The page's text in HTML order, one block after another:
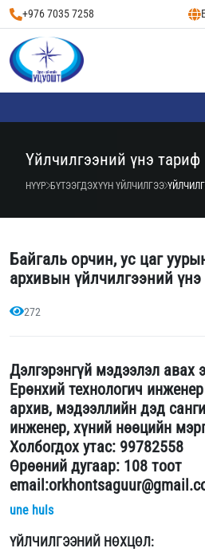
+976 7035 7258
Үйлчилгээний үнэ тариф
НҮҮР БҮТЭЭГДЭХҮҮН ҮЙЛЧИЛГЭЭ
Байгаль орчин, ус цаг
архивын үйлчилгээний
272
Дэлгэрэнгүй мэдээлэл авах
Ерөнхий технологич
архив, мэдээллийн дэд
инженер, хүний нөөцийн
Холбогдох утас: 99782558
Өрөөний дугаар: 108 тоот
une huls
ҮЙЛЧИЛГЭЭНИЙ НӨХЦӨЛ: